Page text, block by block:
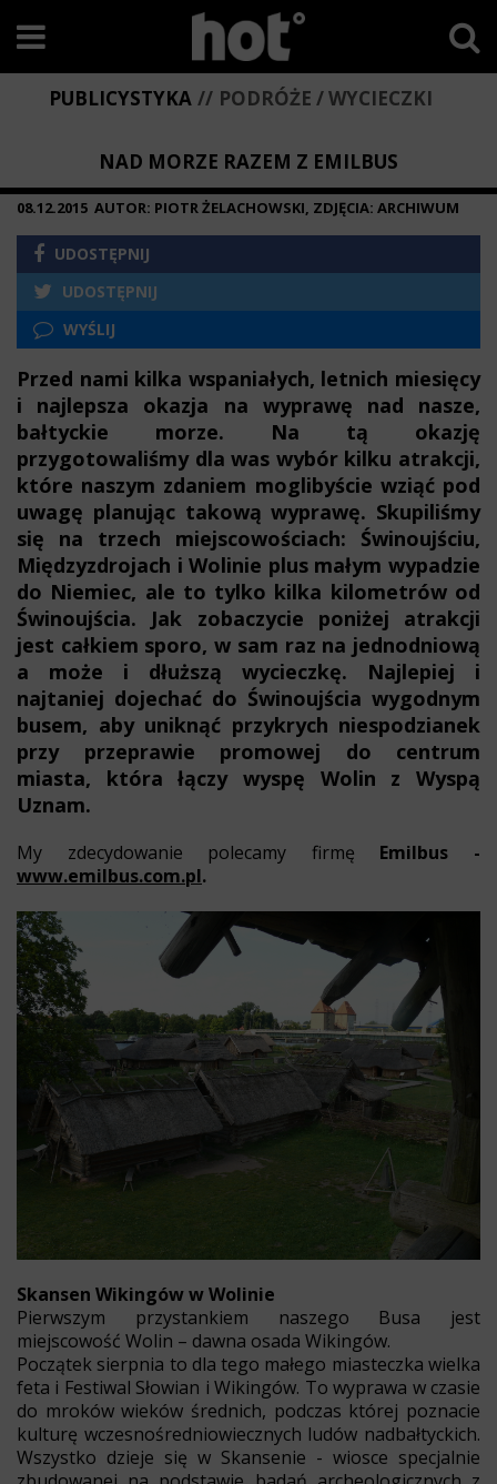
PUBLICYSTYKA PODRÓŻE / WYCIECZKI
NAD MORZE RAZEM Z EMILBUS
08.12.2015 AUTOR: PIOTR ŻELACHOWSKI, ZDJĘCIA: ARCHIWUM
UDOSTĘPNIJ
UDOSTĘPNIJ
WYŚLIJ
Przed nami kilka wspaniałych, letnich miesięcy
i najlepsza okazja na wyprawę nad nasze,
bałtyckie morze. Na tą okazję
przygotowaliśmy dla was wybór kilku atrakcji,
które naszym zdaniem moglibyście wziąć pod
uwagę planując takową wyprawę. Skupiliśmy
się na trzech miejscowościach: Świnoujściu,
Międzyzdrojach i Wolinie plus małym wypadzie
do Niemiec, ale to tylko kilka kilometrów od
Świnoujścia. Jak zobaczycie poniżej atrakcji
jest całkiem sporo, w sam raz na jednodniową
a może i dłuższą wycieczkę. Najlepiej i
najtaniej dojechać do Świnoujścia wygodnym
busem, aby uniknąć przykrych niespodzianek
przy przeprawie promowej do centrum
miasta, która łączy wyspę Wolin z Wyspą
Uznam.
My zdecydowanie polecamy firmę Emilbus -
www.emilbus.com.pl.
Skansen Wikingów w Wolinie
Pierwszym przystankiem naszego Busa jest
miejscowość Wolin – dawna osada Wikingów.
Początek sierpnia to dla tego małego miasteczka wielka
feta i Festiwal Słowian i Wikingów. To wyprawa w czasie
do mroków wieków średnich, podczas której poznacie
kulturę wczesnośredniowiecznych ludów nadbałtyckich.
Wszystko dzieje się w Skansenie - wiosce specjalnie